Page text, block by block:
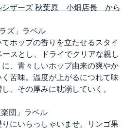
ザーズ 秋葉原　小畑店長　から
ズ」ラベル
ホップの香りを立たせるスタイ
スとし、ドライでクリアな親し
、青々しいホップ由来の爽やか
苦味。温度が上がるにつれて味
、その厚みに耽溺していく。
団」ラベル
にいらっしゃいませ。リンゴ果